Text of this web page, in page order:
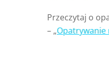
Przeczytaj o
– „Opatrywanie